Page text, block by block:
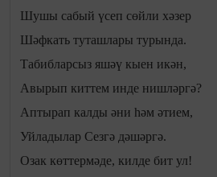
Шушы сабый үсеп сөйли хәзер
Шәфкать туташлары турында.
Табибларсыз яшәү кыен икән,
Авырып киттем инде нишләргә?
Аптырап калды әни һәм әтием,
Уйладылар Сезгә дәшәргә.
Озак көттермәде, килде бит ул!